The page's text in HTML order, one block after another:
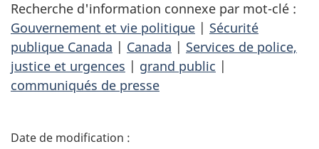
Recherche d'information connexe par mot-clé :
Gouvernement et vie politique | Sécurité
publique Canada | Canada | Services de police,
justice et urgences | grand public |
communiqués de presse
D